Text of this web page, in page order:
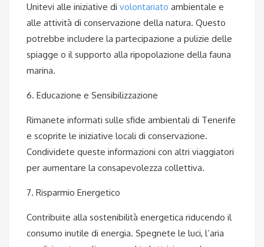
Unitevi alle iniziative di volontariato ambientale e
alle attività di conservazione della natura. Questo
potrebbe includere la partecipazione a pulizie delle
spiagge o il supporto alla ripopolazione della fauna
marina.
6. Educazione e Sensibilizzazione
Rimanete informati sulle sfide ambientali di Tenerife
e scoprite le iniziative locali di conservazione.
Condividete queste informazioni con altri viaggiatori
per aumentare la consapevolezza collettiva.
7. Risparmio Energetico
Contribuite alla sostenibilità energetica riducendo il
consumo inutile di energia. Spegnete le luci, l’aria